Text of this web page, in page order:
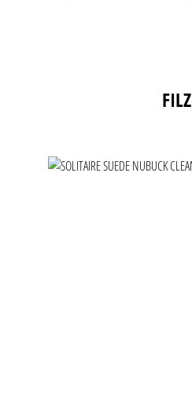
FILZ